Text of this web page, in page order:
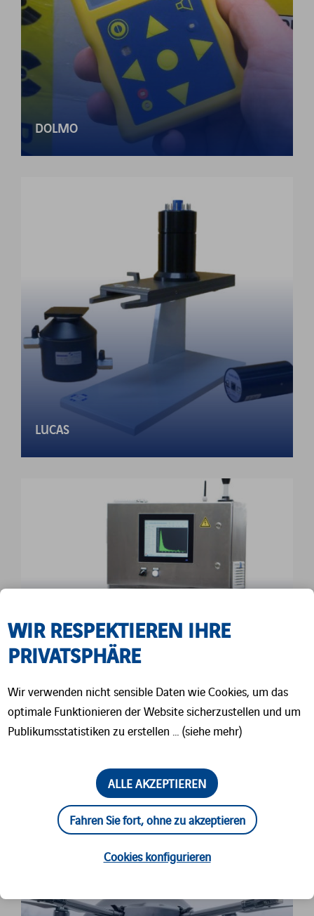
DOLMO
LUCAS
SAFEWATER
WIR RESPEKTIEREN IHRE
PRIVATSPHÄRE
Wir verwenden nicht sensible Daten wie Cookies, um das
optimale Funktionieren der Website sicherzustellen und um
Publikumsstatistiken zu erstellen … (siehe mehr)
ALLE AKZEPTIEREN
Fahren Sie fort, ohne zu akzeptieren
Cookies konfigurieren